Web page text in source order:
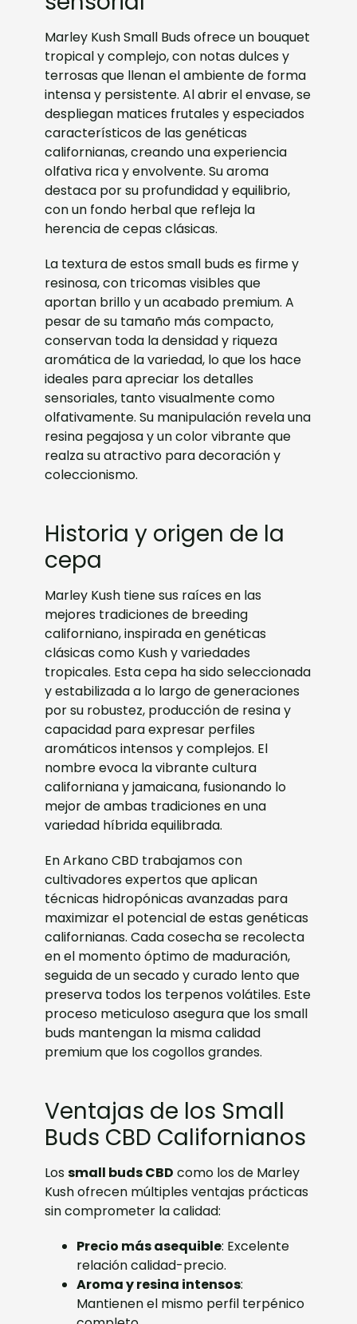
Marley Kush Small Buds ofrece un bouquet
tropical y complejo, con notas dulces y
terrosas que llenan el ambiente de forma
intensa y persistente. Al abrir el envase, se
despliegan matices frutales y especiados
característicos de las genéticas
californianas, creando una experiencia
olfativa rica y envolvente. Su aroma
destaca por su profundidad y equilibrio,
con un fondo herbal que refleja la
herencia de cepas clásicas.
La textura de estos small buds es firme y
resinosa, con tricomas visibles que
aportan brillo y un acabado premium. A
pesar de su tamaño más compacto,
conservan toda la densidad y riqueza
aromática de la variedad, lo que los hace
ideales para apreciar los detalles
sensoriales, tanto visualmente como
olfativamente. Su manipulación revela una
resina pegajosa y un color vibrante que
realza su atractivo para decoración y
coleccionismo.
Historia y origen de la
cepa
Marley Kush tiene sus raíces en las
mejores tradiciones de breeding
californiano, inspirada en genéticas
clásicas como Kush y variedades
tropicales. Esta cepa ha sido seleccionada
y estabilizada a lo largo de generaciones
por su robustez, producción de resina y
capacidad para expresar perfiles
aromáticos intensos y complejos. El
nombre evoca la vibrante cultura
californiana y jamaicana, fusionando lo
mejor de ambas tradiciones en una
variedad híbrida equilibrada.
En Arkano CBD trabajamos con
cultivadores expertos que aplican
técnicas hidropónicas avanzadas para
maximizar el potencial de estas genéticas
californianas. Cada cosecha se recolecta
en el momento óptimo de maduración,
seguida de un secado y curado lento que
preserva todos los terpenos volátiles. Este
proceso meticuloso asegura que los small
buds mantengan la misma calidad
premium que los cogollos grandes.
Ventajas de los Small
Buds CBD Californianos
Lossmall buds CBD como los de Marley
Kush ofrecen múltiples ventajas prácticas
sin comprometer la calidad:
Precio más asequible: Excelente
relación calidad-precio.
Aroma y resina intensos:
Mantienen el mismo perfil terpénico